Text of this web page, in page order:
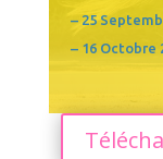
– 25
– 16 Octobre